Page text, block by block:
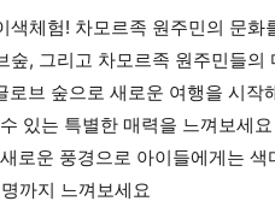
체험! 차모르족 원주민의 문
, 그리고 차모르족 원주민들의
브 숲으로 새로운 여행을 시작
있는 특별한 매력을 느껴보세요
로운 풍경으로 아이들에게는 색
까지 느껴보세요